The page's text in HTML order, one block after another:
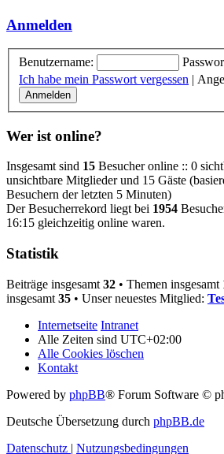
Anmelden
Benutzername:
Ich habe mein Passwort vergessen |
Wer ist online?
Insgesamt sind 15 Besucher online :: 0
unsichtbare Mitglieder und 15 Gäste
Besuchern der letzten 5 Minuten)
Der Besucherrekord liegt bei 1954
16:15 gleichzeitig online waren.
Statistik
Beiträge insgesamt 32 • Themen insgesamt
insgesamt 35 • Unser neuestes Mitglied:
Internetseite Intranet
Alle Zeiten sind UTC+02:00
Alle Cookies löschen
Kontakt
Powered by phpBB® Forum Software ©
Deutsche Übersetzung durch phpBB.de
Datenschutz | Nutzungsbedingungen